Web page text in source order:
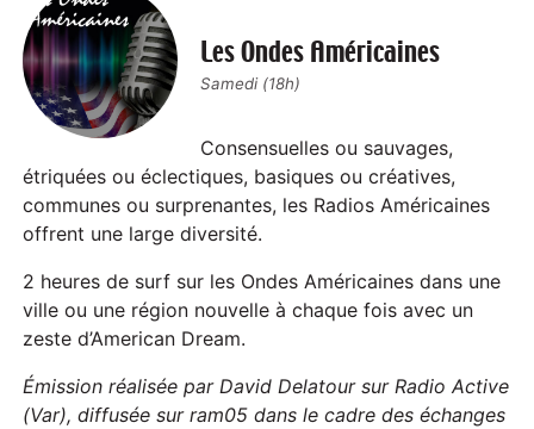
Les Ondes Américaines
Samedi (18h)
Consensuelles ou sauvages,
étriquées ou éclectiques, basiques ou créatives,
communes ou surprenantes, les Radios Américaines
offrent une large diversité.
2 heures de surf sur les Ondes Américaines dans une
ville ou une région nouvelle à chaque fois avec un
zeste d’American Dream.
Émission réalisée par David Delatour sur Radio Active
(Var), diffusée sur ram05 dans le cadre des échanges